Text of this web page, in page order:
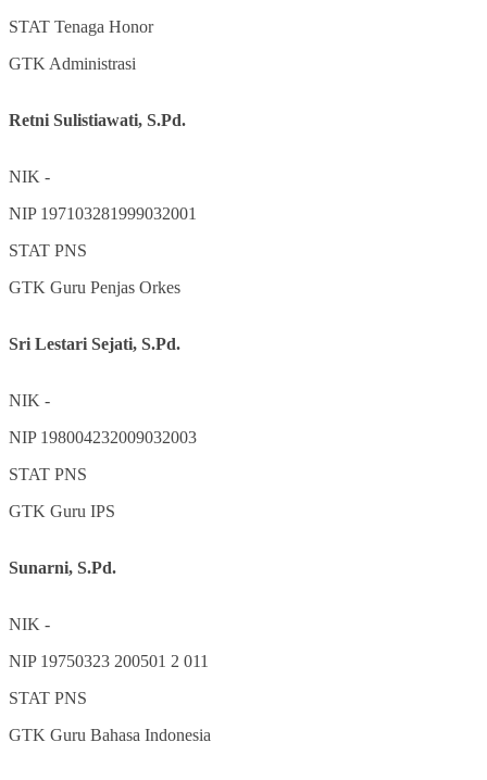
STAT Tenaga Honor
GTK Administrasi
Retni Sulistiawati, S.Pd.
NIK -
NIP 197103281999032001
STAT PNS
GTK Guru Penjas Orkes
Sri Lestari Sejati, S.Pd.
NIK -
NIP 198004232009032003
STAT PNS
GTK Guru IPS
Sunarni, S.Pd.
NIK -
NIP 19750323 200501 2 011
STAT PNS
GTK Guru Bahasa Indonesia